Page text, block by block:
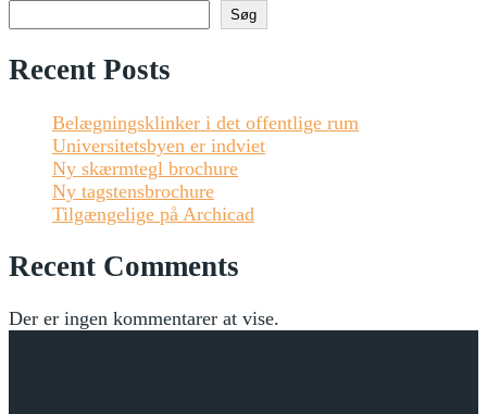
Søg
Recent Posts
Belægningsklinker i det offentlige rum
Universitetsbyen er indviet
Ny skærmtegl brochure
Ny tagstensbrochure
Tilgængelige på Archicad
Recent Comments
Der er ingen kommentarer at vise.